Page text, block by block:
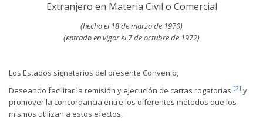
Extranjero en Materia Civil o Comercial
(hecho el 18 de marzo de 1970)
(entrado en vigor el 7 de octubre de 1972)
Los Estados signatarios del presente Convenio,
Deseando facilitar la remisión y ejecución de cartas rogatorias [2] y
promover la concordancia entre los diferentes métodos que los
mismos utilizan a estos efectos,